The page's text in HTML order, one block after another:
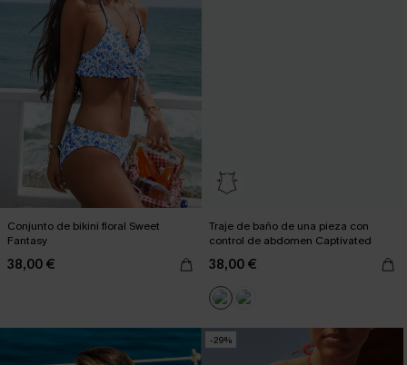
Conjunto de bikini floral Sweet
Fantasy
38,00 €
Traje de baño de una pieza con
control de abdomen Captivated
38,00 €
-29%